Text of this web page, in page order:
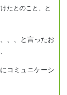
たとのこと、と
、、と言ったお
コミュニケーシ